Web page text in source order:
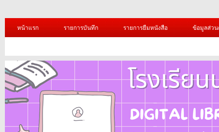
หน้าแรก รายการบันทึก รายการยืมหนังสือ ข้อมูลส่ว